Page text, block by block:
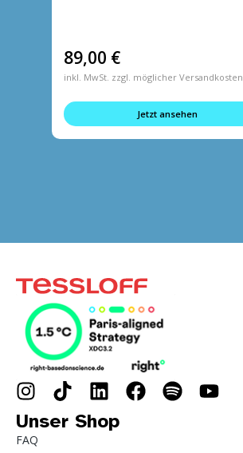
89,00 €
inkl. MwSt. zzgl. möglicher Versandkosten
Jetzt ansehen
Unser Shop
FAQ